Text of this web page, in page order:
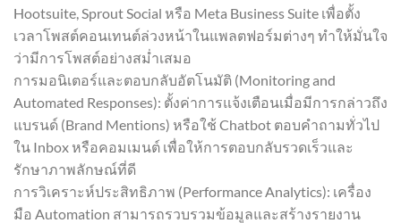
Hootsuite, Sprout Social หรือ Meta Business Suite เพื่อตั้ง
เวลาโพสต์คอนเทนต์ล่วงหน้าในแพลตฟอร์มต่างๆ ทำให้มั่นใจ
ว่ามีการโพสต์อย่างสม่ำเสมอ
การมอนิเตอร์และตอบกลับอัตโนมัติ (Monitoring and
Automated Responses): ตั้งค่าการแจ้งเตือนเมื่อมีการกล่าวถึง
แบรนด์ (Brand Mentions) หรือใช้ Chatbot ตอบคำถามทั่วไป
ใน Inbox หรือคอมเมนต์ เพื่อให้การตอบกลับรวดเร็วและ
รักษาภาพลักษณ์ที่ดี
การวิเคราะห์ประสิทธิภาพ (Performance Analytics): เครื่อง
มือ Automation สามารถรวบรวมข้อมูลและสร้างรายงาน